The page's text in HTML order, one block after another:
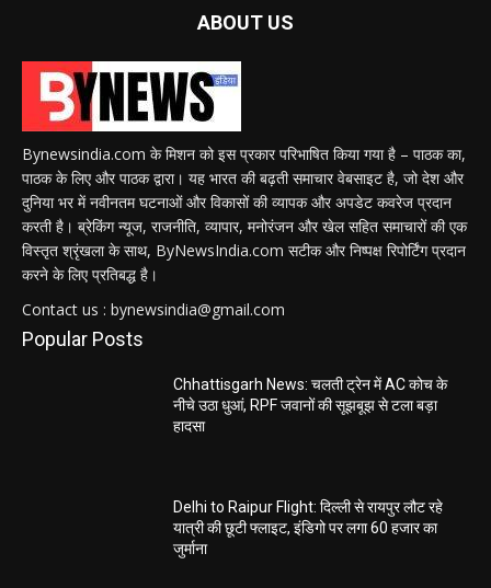
ABOUT US
Bynewsindia.com के मिशन को इस प्रकार परिभाषित किया गया है – पाठक का,
पाठक के लिए और पाठक द्वारा। यह भारत की बढ़ती समाचार वेबसाइट है, जो देश और
दुनिया भर में नवीनतम घटनाओं और विकासों की व्यापक और अपडेट कवरेज प्रदान
करती है। ब्रेकिंग न्यूज, राजनीति, व्यापार, मनोरंजन और खेल सहित समाचारों की एक
विस्तृत श्रृंखला के साथ, ByNewsIndia.com सटीक और निष्पक्ष रिपोर्टिंग प्रदान
करने के लिए प्रतिबद्ध है।
Contact us : bynewsindia@gmail.com
Popular Posts
Chhattisgarh News: चलती ट्रेन में AC कोच के
नीचे उठा धुआं, RPF जवानों की सूझबूझ से टला बड़ा
हादसा
Delhi to Raipur Flight: दिल्ली से रायपुर लौट रहे
यात्री की छूटी फ्लाइट, इंडिगो पर लगा 60 हजार का
जुर्माना